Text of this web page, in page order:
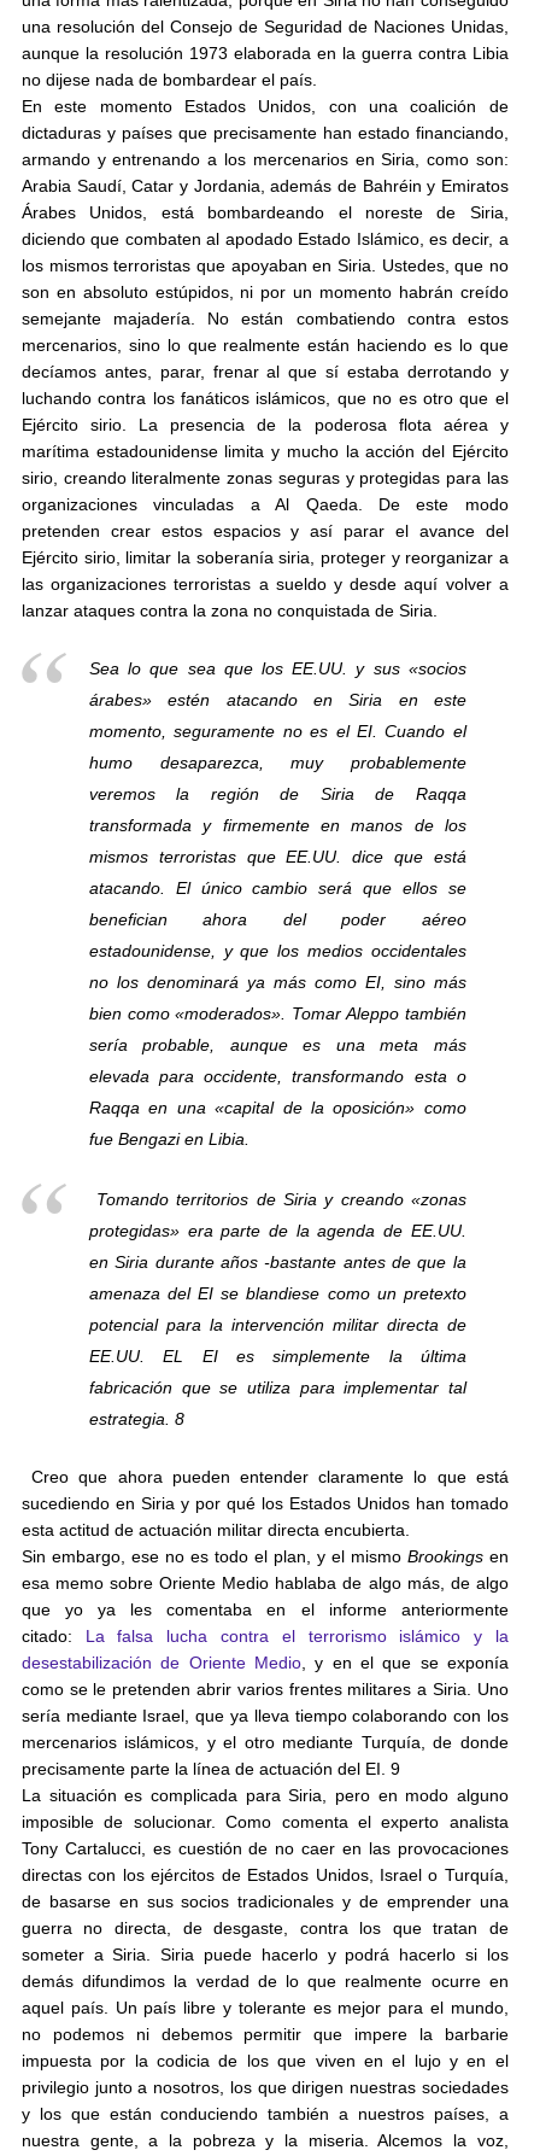
una resolución del Consejo de Seguridad de Naciones Unidas,
aunque la resolución 1973 elaborada en la guerra contra Libia
no dijese nada de bombardear el país.
En este momento Estados Unidos, con una coalición de
dictaduras y países que precisamente han estado financiando,
armando y entrenando a los mercenarios en Siria, como son:
Arabia Saudí, Catar y Jordania, además de Bahréin y Emiratos
Árabes Unidos, está bombardeando el noreste de Siria,
diciendo que combaten al apodado Estado Islámico, es decir, a
los mismos terroristas que apoyaban en Siria. Ustedes, que no
son en absoluto estúpidos, ni por un momento habrán creído
semejante majadería. No están combatiendo contra estos
mercenarios, sino lo que realmente están haciendo es lo que
decíamos antes, parar, frenar al que sí estaba derrotando y
luchando contra los fanáticos islámicos, que no es otro que el
Ejército sirio. La presencia de la poderosa flota aérea y
marítima estadounidense limita y mucho la acción del Ejército
sirio, creando literalmente zonas seguras y protegidas para las
organizaciones vinculadas a Al Qaeda. De este modo
pretenden crear estos espacios y así parar el avance del
Ejército sirio, limitar la soberanía siria, proteger y reorganizar a
las organizaciones terroristas a sueldo y desde aquí volver a
lanzar ataques contra la zona no conquistada de Siria.
Sea lo que sea que los EE.UU. y sus «socios
árabes» estén atacando en Siria en este
momento, seguramente no es el EI. Cuando el
humo desaparezca, muy probablemente
veremos la región de Siria de Raqqa
transformada y firmemente en manos de los
mismos terroristas que EE.UU. dice que está
atacando. El único cambio será que ellos se
benefician ahora del poder aéreo
estadounidense, y que los medios occidentales
no los denominará ya más como EI, sino más
bien como «moderados». Tomar Aleppo también
sería probable, aunque es una meta más
elevada para occidente, transformando esta o
Raqqa en una «capital de la oposición» como
fue Bengazi en Libia.
Tomando territorios de Siria y creando «zonas
protegidas» era parte de la agenda de EE.UU.
en Siria durante años -bastante antes de que la
amenaza del EI se blandiese como un pretexto
potencial para la intervención militar directa de
EE.UU. EL EI es simplemente la última
fabricación que se utiliza para implementar tal
estrategia. 8
Creo que ahora pueden entender claramente lo que está
sucediendo en Siria y por qué los Estados Unidos han tomado
esta actitud de actuación militar directa encubierta.
Sin embargo, ese no es todo el plan, y el mismo Brookingsen
esa memo sobre Oriente Medio hablaba de algo más, de algo
que yo ya les comentaba en el informe anteriormente
citado: La falsa lucha contra el terrorismo islámico y la
desestabilización de Oriente Medio, y en el que se exponía
como se le pretenden abrir varios frentes militares a Siria. Uno
sería mediante Israel, que ya lleva tiempo colaborando con los
mercenarios islámicos, y el otro mediante Turquía, de donde
precisamente parte la línea de actuación del EI. 9
La situación es complicada para Siria, pero en modo alguno
imposible de solucionar. Como comenta el experto analista
Tony Cartalucci, es cuestión de no caer en las provocaciones
directas con los ejércitos de Estados Unidos, Israel o Turquía,
de basarse en sus socios tradicionales y de emprender una
guerra no directa, de desgaste, contra los que tratan de
someter a Siria. Siria puede hacerlo y podrá hacerlo si los
demás difundimos la verdad de lo que realmente ocurre en
aquel país. Un país libre y tolerante es mejor para el mundo,
no podemos ni debemos permitir que impere la barbarie
impuesta por la codicia de los que viven en el lujo y en el
privilegio junto a nosotros, los que dirigen nuestras sociedades
y los que están conduciendo también a nuestros países, a
nuestra gente, a la pobreza y la miseria. Alcemos la voz,